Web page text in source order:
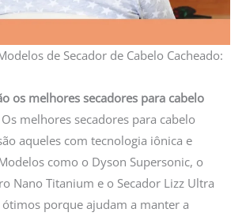
de Secador de Cabelo Cacheado:
os melhores secadores para cabelo
melhores secadores para cabelo
aqueles com tecnologia iônica e
como o Dyson Supersonic, o
Nano Titanium e o Secador Lizz Ultra
ótimos porque ajudam a manter a